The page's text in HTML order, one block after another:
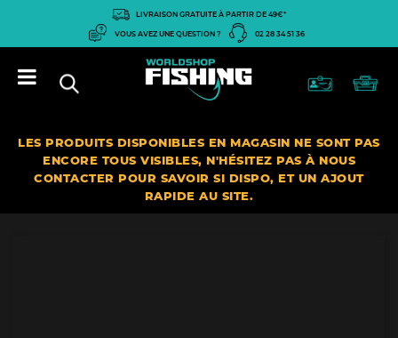
Panneau de gestion des cookies
LIVRAISON GRATUITE À PARTIR DE 49€*
VOUS AVEZ UNE QUESTION ? 02 28 34 51 36
LES PRODUITS DISPONIBLES EN MAGASIN NE SONT PAS
ENCORE TOUS VISIBLES, N'HÉSITEZ PAS À NOUS
CONTACTER POUR SAVOIR SI DISPO, ET UN AJOUT
RAPIDE AU SITE.